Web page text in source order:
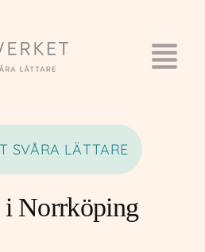
SVÅRA LÄTTARE
i Norrköping